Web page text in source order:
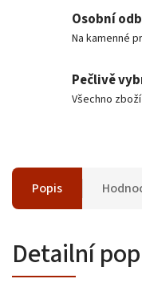
Osobní
Na kamenné
Pečlivě
Všechno
Popis
Detailní